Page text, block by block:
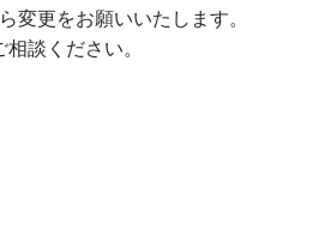
変更をお願いいたします。
談ください。